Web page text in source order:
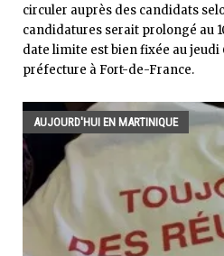
circuler auprès des candidats
candidatures serait prolongé au
date limite est bien fixée au jeudi
préfecture à Fort-de-France.
AUJOURD'HUI EN MARTINIQUE